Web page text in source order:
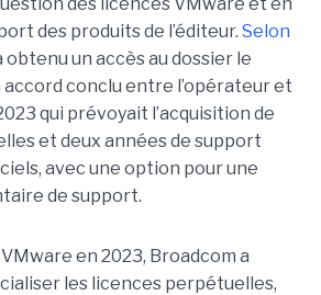
des licences VMware et en
des produits de l’éditeur. Selon
obtenu un accès au dossier le
accord conclu entre l’opérateur et
qui prévoyait l’acquisition de
et deux années de support
avec une option pour une
de support.
en 2023, Broadcom a
les licences perpétuelles,